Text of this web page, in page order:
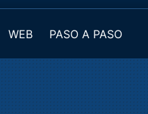
WEB
PASO A PASO